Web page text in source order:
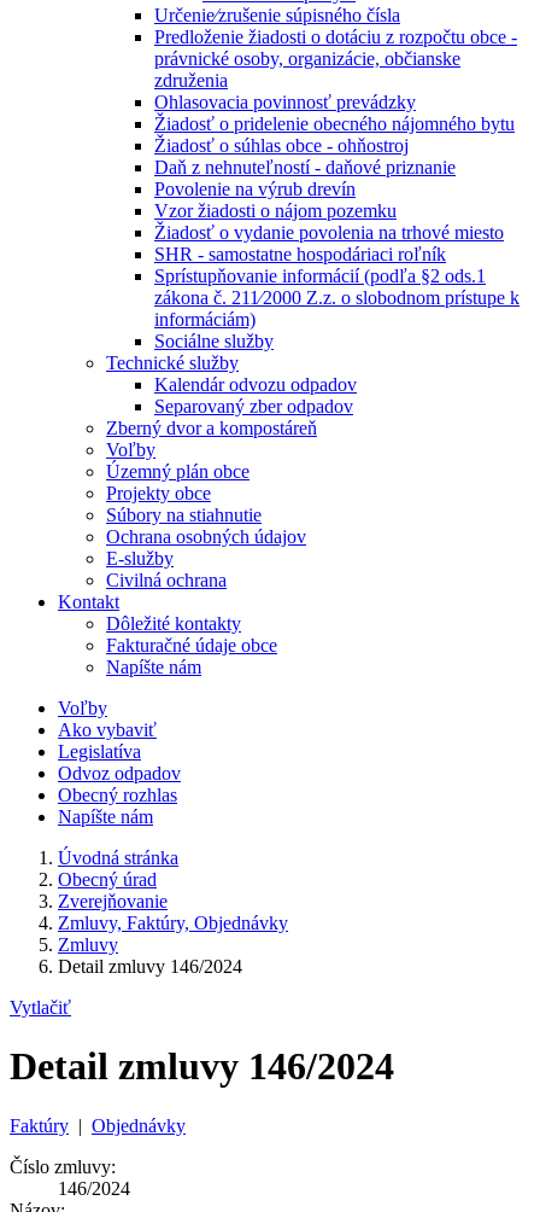
Určenie⁄zrušenie súpisného čísla
Predloženie žiadosti o dotáciu z rozpočtu obce -
právnické osoby, organizácie, občianske
združenia
Ohlasovacia povinnosť prevádzky
Žiadosť o pridelenie obecného nájomného bytu
Žiadosť o súhlas obce - ohňostroj
Daň z nehnuteľností - daňové priznanie
Povolenie na výrub drevín
Vzor žiadosti o nájom pozemku
Žiadosť o vydanie povolenia na trhové miesto
SHR - samostatne hospodáriaci roľník
Sprístupňovanie informácií (podľa §2 ods.1
zákona č. 211⁄2000 Z.z. o slobodnom prístupe k
informáciám)
Sociálne služby
Technické služby
Kalendár odvozu odpadov
Separovaný zber odpadov
Zberný dvor a kompostáreň
Voľby
Územný plán obce
Projekty obce
Súbory na stiahnutie
Ochrana osobných údajov
E-služby
Civilná ochrana
Kontakt
Dôležité kontakty
Fakturačné údaje obce
Napíšte nám
Voľby
Ako vybaviť
Legislatíva
Odvoz odpadov
Obecný rozhlas
Napíšte nám
Úvodná stránka
Obecný úrad
Zverejňovanie
Zmluvy, Faktúry, Objednávky
Zmluvy
Detail zmluvy 146/2024
Vytlačiť
Detail zmluvy 146/2024
Faktúry | Objednávky
Číslo zmluvy:
146/2024